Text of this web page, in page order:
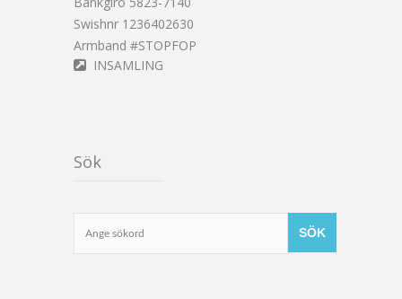
Swishnr 1236402630
Armband #STOPFOP
INSAMLING
Sök